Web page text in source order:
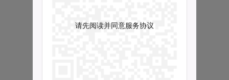
请先阅读并同意服务协议